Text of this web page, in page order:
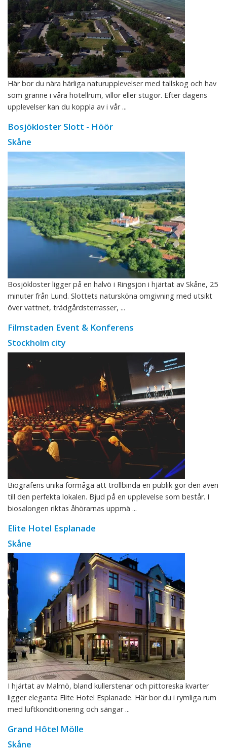
Här bor du nära härliga naturupplevelser med tallskog och hav
som granne i våra hotellrum, villor eller stugor. Efter dagens
upplevelser kan du koppla av i vår ...
Bosjökloster Slott - Höör
Skåne
Bosjökloster ligger på en halvö i Ringsjön i hjärtat av Skåne, 25
minuter från Lund. Slottets natursköna omgivning med utsikt
över vattnet, trädgårdsterrasser, ...
Filmstaden Event & Konferens
Stockholm city
Biografens unika förmåga att trollbinda en publik gör den även
till den perfekta lokalen. Bjud på en upplevelse som består. I
biosalongen riktas åhörarnas uppmä ...
Elite Hotel Esplanade
Skåne
I hjärtat av Malmö, bland kullerstenar och pittoreska kvarter
ligger eleganta Elite Hotel Esplanade. Här bor du i rymliga rum
med luftkonditionering och sängar ...
Grand Hôtel Mölle
Skåne